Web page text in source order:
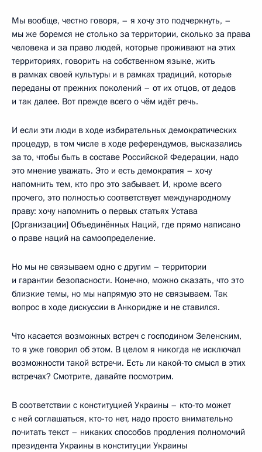
Мы вообще, честно говоря, – я хочу это подчеркнуть, –
мы же боремся не столько за территории, сколько за права
человека и за право людей, которые проживают на этих
территориях, говорить на собственном языке, жить
в рамках своей культуры и в рамках традиций, которые
переданы от прежних поколений – от их отцов, от дедов
и так далее. Вот прежде всего о чём идёт речь.
И если эти люди в ходе избирательных демократических
процедур, в том числе в ходе референдумов, высказались
за то, чтобы быть в составе Российской Федерации, надо
это мнение уважать. Это и есть демократия – хочу
напомнить тем, кто про это забывает. И, кроме всего
прочего, это полностью соответствует международному
праву: хочу напомнить о первых статьях Устава
[Организации] Объединённых Наций, где прямо написано
о праве наций на самоопределение.
Но мы не связываем одно с другим – территории
и гарантии безопасности. Конечно, можно сказать, что это
близкие темы, но мы напрямую это не связываем. Так
вопрос в ходе дискуссии в Анкоридже и не ставился.
Что касается возможных встреч с господином Зеленским,
то я уже говорил об этом. В целом я никогда не исключал
возможности такой встречи. Есть ли какой-то смысл в этих
встречах? Смотрите, давайте посмотрим.
В соответствии с конституцией Украины – кто-то может
с ней соглашаться, кто-то нет, надо просто внимательно
почитать текст – никаких способов продления полномочий
президента Украины в конституции Украины